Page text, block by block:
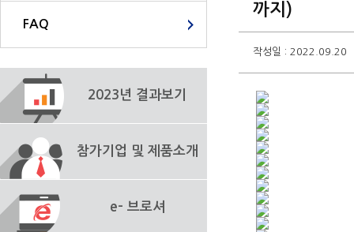
FAQ
2023년 결과보기
참가기업 및 제품소개
e- 브로셔
까지)
작성일 : 2022.09.20